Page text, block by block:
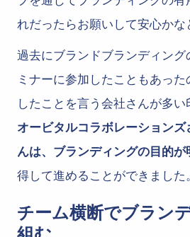
れだったらお願いして安心かな
過去にブランドブランディング
ミナーに参加したこともあっ
したことを言う会社さんが多い
オービタルコラボレーションズ
んは、ブランディングの目的が
得して進めることができました
チーム横断でブラン